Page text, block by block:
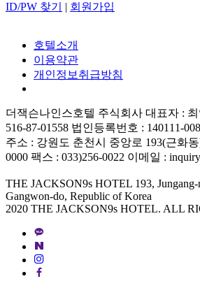
ID/PW 찾기 | 회원가입
호텔소개
이용약관
개인정보취급방침
더잭슨나인스호텔 주식회사 대표자 :
516-87-01558 법인등록번호 : 140111-
주소 : 강원도 춘천시 중앙로 193(근화
0000 팩스 : 033)256-0022 이메일 :
THE JACKSON9s HOTEL 193, Jungang-
Gangwon-do, Republic of Korea
2020 THE JACKSON9s HOTEL. ALL